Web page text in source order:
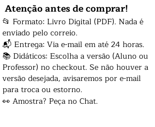
Atenção antes de comprar!
📂 Formato: Livro Digital (PDF). Nada é
enviado pelo correio.
📬 Entrega: Via e-mail em até 24 horas.
📚 Didáticos: Escolha a versão (Aluno ou
Professor) no checkout. Se não houver a
versão desejada, avisaremos por e-mail
para troca ou estorno.
👀 Amostra? Peça no Chat.